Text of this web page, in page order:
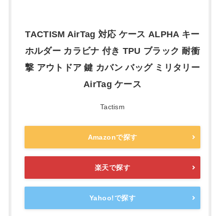
TACTISM AirTag 対応 ケース ALPHA キー
ホルダー カラビナ 付き TPU ブラック 耐衝
撃 アウトドア 鍵 カバン バッグ ミリタリー
AirTag ケース
Tactism
Amazonで探す
楽天で探す
Yahoo!で探す